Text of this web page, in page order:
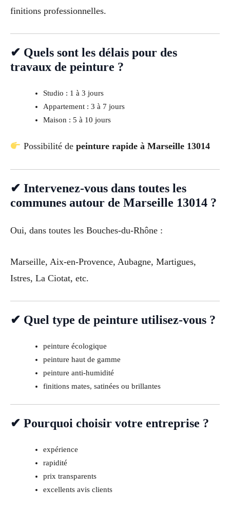
finitions professionnelles.
✔ Quels sont les délais pour des
travaux de peinture ?
Studio : 1 à 3 jours
Appartement : 3 à 7 jours
Maison : 5 à 10 jours
Possibilité de peinture rapide à Marseille 13014
✔ Intervenez-vous dans toutes les
communes autour de Marseille 13014 ?
Oui, dans toutes les Bouches-du-Rhône :
Marseille, Aix-en-Provence, Aubagne, Martigues,
Istres, La Ciotat, etc.
✔ Quel type de peinture utilisez-vous ?
peinture écologique
peinture haut de gamme
peinture anti-humidité
finitions mates, satinées ou brillantes
✔ Pourquoi choisir votre entreprise ?
expérience
rapidité
prix transparents
excellents avis clients